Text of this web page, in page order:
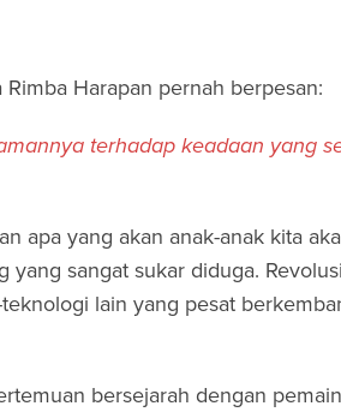
Harapan pernah berpesan:
terhadap keadaan yang
apa yang akan anak-anak kita
sangat sukar diduga.
lain yang pesat
bersejarah dengan